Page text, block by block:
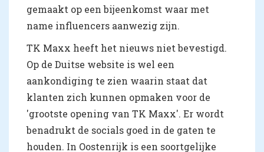
gemaakt op een bijeenkomst waar met
name influencers aanwezig zijn.
TK Maxx heeft het nieuws niet bevestigd.
Op de Duitse website is wel een
aankondiging te zien waarin staat dat
klanten zich kunnen opmaken voor de
'grootste opening van TK Maxx'. Er wordt
benadrukt de socials goed in de gaten te
houden. In Oostenrijk is een soortgelijke